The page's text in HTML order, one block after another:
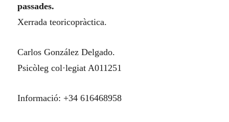
passades.
Xerrada teoricopràctica.
Carlos González Delgado.
Psicòleg col·legiat A011251
Informació: +34 616468958